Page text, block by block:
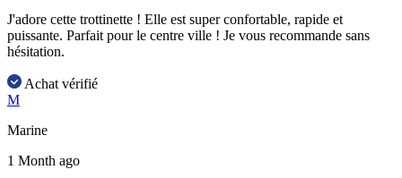
J'adore cette trottinette ! Elle est super confortable, rapide et
puissante. Parfait pour le centre ville ! Je vous recommande sans
hésitation.
Achat vérifié
M
Marine
1 Month ago